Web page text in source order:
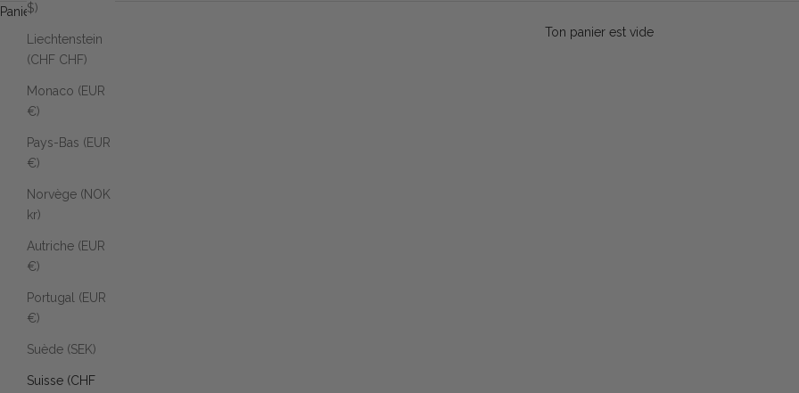
$)
Liechtenstein
(CHF CHF)
Monaco (EUR
€)
Pays-Bas (EUR
€)
Norvège (NOK
kr)
Autriche (EUR
€)
Portugal (EUR
€)
Suède (SEK)
Suisse (CHF
Panier d'achat
Ton panier est vide